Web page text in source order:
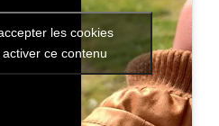
les cookies
ce contenu